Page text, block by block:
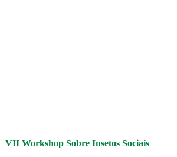
VII Workshop Sobre Insetos Sociais